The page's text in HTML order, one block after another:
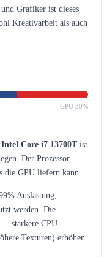
Grafiker ist dieses
Kreativarbeit als auch
GPU 30%
Intel Core i7 13700Tist
Der Prozessor
die GPU liefern kann.
Auslastung,
werden. Die
stärkere CPU-
Texturen) erhöhen